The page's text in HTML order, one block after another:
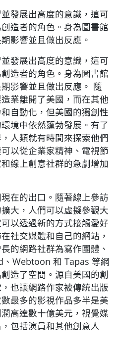
發展出高度的意識，這可
造者的角色。身為圖書館
影響並且做出反應。
發展出高度的意識，這可
造者的角色。身為圖書館
影響並且做出反應。 隨
業離開了美國，而在其他
自動化，但美國的獨創性
境中依然蓬勃發展。有了
人類就有時間來探索他們
以從企業家精神、電視節
線上創意社群的急劇增加
在的出口。隨著線上參訪
大，人們可以虛擬參觀大
以透過新的方式接觸愛好
社交媒體和自己的網站，
的網路社群為寫作團體、
Webtoon 和 Tapas 等網
造了空間。源自美國的創
也讓網路作家被傳統出版
最多的影視作品多半是美
高達數十億美元，視覺媒
包括演員和其他創意人